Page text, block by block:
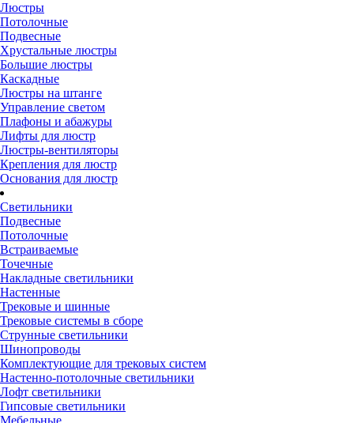
Люстры
Потолочные
Подвесные
Хрустальные люстры
Большие люстры
Каскадные
Люстры на штанге
Управление светом
Плафоны и абажуры
Лифты для люстр
Люстры-вентиляторы
Крепления для люстр
Основания для люстр
Светильники
Подвесные
Потолочные
Встраиваемые
Точечные
Накладные светильники
Настенные
Трековые и шинные
Трековые системы в сборе
Струнные светильники
Шинопроводы
Комплектующие для трековых систем
Настенно-потолочные светильники
Лофт светильники
Гипсовые светильники
Мебельные